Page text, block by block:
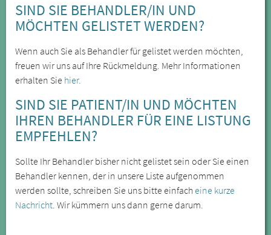
SIND SIE BEHANDLER/IN UND
MÖCHTEN GELISTET WERDEN?
Wenn auch Sie als Behandler für gelistet werden möchten,
freuen wir uns auf Ihre Rückmeldung. Mehr Informationen
erhalten Sie hier.
SIND SIE PATIENT/IN UND MÖCHTEN
IHREN BEHANDLER FÜR EINE LISTUNG
EMPFEHLEN?
Sollte Ihr Behandler bisher nicht gelistet sein oder Sie einen
Behandler kennen, der in unsere Liste aufgenommen
werden sollte, schreiben Sie uns bitte einfacheine kurze
Nachricht. Wir kümmern uns dann gerne darum.